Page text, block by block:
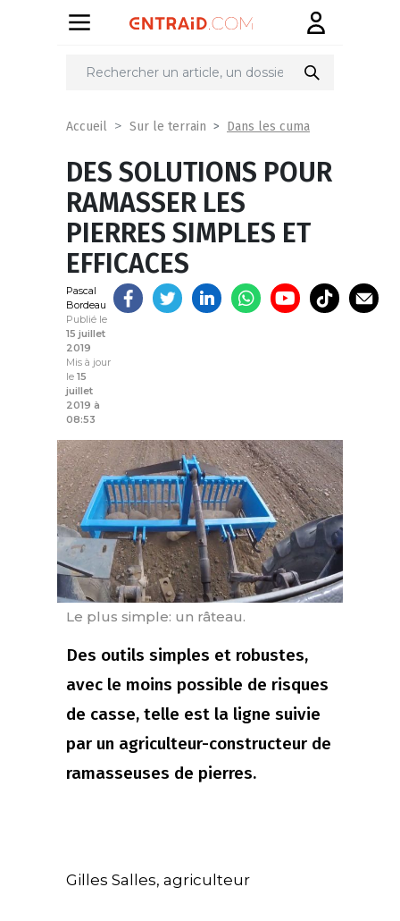
Partager
Accueil Sur le terrain Dans les cuma
DES SOLUTIONS POUR
RAMASSER LES
PIERRES SIMPLES ET
EFFICACES
Pascal
Bordeau
Publié le
15 juillet
2019
Mis à jour
le 15
juillet
2019 à
08:53
Le plus simple: un râteau.
Des outils simples et robustes,
avec le moins possible de risques
de casse, telle est la ligne suivie
par un agriculteur-constructeur de
ramasseuses de pierres.
Gilles Salles, agriculteur